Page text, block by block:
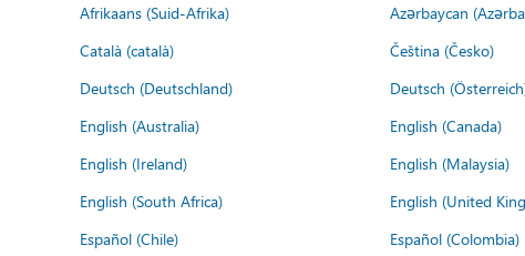
Afrikaans (Suid-Afrika) Azərbaycan
Català (català)
Čeština (Česko)
Deutsch (Deutschland)
Deutsch
English (Australia)
English (Canada)
English (Ireland)
English (Malaysia)
English (South Africa)
English (United
Español (Chile)
Español (Colombia)